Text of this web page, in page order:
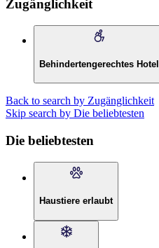
Zugänglichkeit
Behindertengerechtes Hotel
Back to search by Zugänglichkeit
Skip search by Die beliebtesten
Die beliebtesten
Haustiere erlaubt